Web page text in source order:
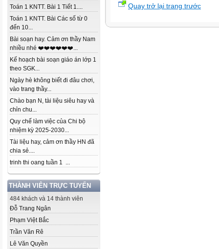
Toán 1 KNTT. Bài 1 Tiết 1....
Toán 1 KNTT. Bài Các số từ 0
đến 10...
Bài soạn hay. Cảm ơn thầy Nam
nhiều nhé ❤️❤️❤️❤️❤️❤️...
Kế hoạch bài soạn giáo án lớp 1
theo SGK...
Ngày hè không biết đi đâu chơi,
vào trang thầy...
Chào bạn N, tài liệu siêu hay và
chỉn chu...
Quy chế làm việc của Chi bộ
nhiệm kỳ 2025-2030...
Tài liệu hay, cảm ơn thầy HN đã
chia sẻ....
trinh thi oang tuần 1 ...
THÀNH VIÊN TRỰC TUYẾN
484 khách và 14 thành viên
Đỗ Trang Ngân
Phạm Việt Bắc
Trần Văn Rê
Lê Văn Quyền
Quay trở lại trang trước